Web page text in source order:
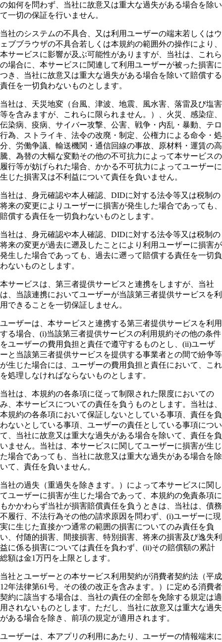
の如何を問わず、当社に故意又は重大な過失がある場合を除い
て一切の保証を行いません。
当社のシステムの不具合、又は利用ユーザーの端末若しくはウ
ェブブラウザの不具合若しくは本規約の範囲外の操作により、
本サービスに影響が及ぶ可能性がありますが、当社は、これら
の場合に、本サービスに関連して利用ユーザーが被った損害に
つき、当社に故意又は重大な過失がある場合を除いて賠償する
責任を一切負わないものとします。
当社は、天災地変（台風、津波、地震、風水害、落雷及び塩害
等を含みますが、これらに限られません。）、火災、感染症、
伝染病、疫病、サイバー攻撃、公害、戦争・内乱・暴動、テロ
行為、ストライキ、法令の改廃・制定、公権力による命令・処
分、労働争議、輸送機関・通信回線の事故、原材料・運賃の高
騰、為替の大幅な変動その他の不可抗力によって本サービスの
履行等が妨げられた場合、かかる不可抗力によってユーザーに
生じた損害又は不利益について責任を負いません。
当社は、身元確認や本人確認、DIDに対する法令等又は税制の
将来の変更によりユーザーに損害が発生した場合であっても、
賠償する責任を一切負わないものとします。
当社は、身元確認や本人確認、DIDに対する法令等又は税制の
将来の変更が過去に遡及したことにより利用ユーザーに損害が
発生した場合であっても、過去に遡って賠償する責任を一切負
わないものとします。
本サービスは、第三者提供サービスと連携をしますが、当社
は、当該連携においてユーザーが当該第三者提供サービスを利
用できることを一切保証しません。
ユーザーは、本サービスと連携する第三者提供サービスを利用
する場合、(i)当該第三者提供サービスの利用規約その他の条件
をユーザーの費用負担と責任で遵守するものとし、(ii)ユーザ
ーと当該第三者提供サービスを提供する事業者との間で紛争等
が生じた場合には、ユーザーの費用負担と責任において、これ
を処理しなければならないものとします。
当社は、本規約の各条項に従って制限された限度においての
み、本サービスについての責任を負うものとします。当社は、
本規約の各条項において保証しないとしている事項、責任を負
わないとしている事項、ユーザーの責任としている事項につい
て、当社に故意又は重大な過失がある場合を除いて、責任を負
いません。当社は、本サービスに関してユーザーに損害が生じ
た場合であっても、当社に故意又は重大な過失がある場合を除
いて、責任を負いません。
当社の過失（重過失を除きます。）によって本サービスに関し
てユーザーに損害が生じた場合であって、本規約の免責条項に
もかかわらず当社が損害賠償責任を負うときは、当社は、債務
不履行、不法行為その他の請求原因を問わず、(i)ユーザーに現
実に生じた直接かつ通常の範囲の損害についてのみ責任を負
い、付随的損害、間接損害、特別損害、将来の損害及び逸失利
益に係る損害については責任を負わず、(ii)その賠償額の累計
総額は金1万円を上限とします。
当社とユーザーとの本サービス利用契約が消費者契約法（平成
12年法律第61号。その後の改正を含みます。）に定める消費者
契約に該当する場合は、当社の責任の全部を免除する規定は適
用されないものとします。ただし、当社に故意又は重大な過失
がある場合を除き、前項の規定が適用されます。
ユーザーは、本アプリの利用にあたり、ユーザーの情報端末に